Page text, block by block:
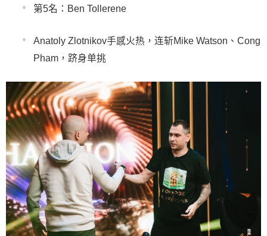
第5名：Ben Tollerene
Anatoly Zlotnikov手感火热，连斩Mike Watson、Cong
Pham，跻身单挑